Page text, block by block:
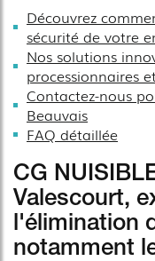
Découvrez
sécurité de votre
Nos solutions
processionnaires
Contactez-nous
Beauvais
FAQ détaillée
CG
Valescourt,
l'élimination
notamment